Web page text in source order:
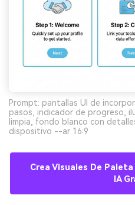
Prompt: pantallas UI de
pasos, indicador de progreso,
limpia, fondo blanco con
dispositivo --ar 16:9
Crea Visuales De
IA